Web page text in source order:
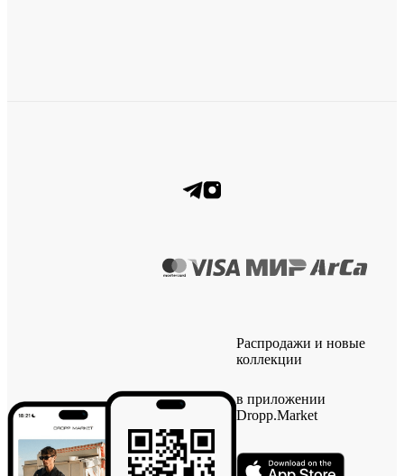
Распродажи и новые
коллекции
в приложении
Dropp.Market